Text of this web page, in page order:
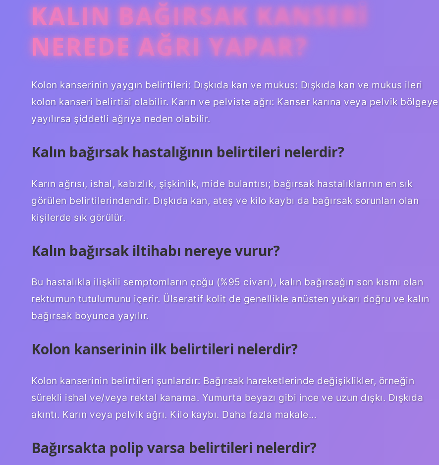
KALIN BAĞIRSAK KANSERI
NEREDE AĞRI YAPAR?
Kolon kanserinin yaygın belirtileri: Dışkıda kan ve mukus: Dışkıda kan ve mukus ileri
kolon kanseri belirtisi olabilir. Karın ve pelviste ağrı: Kanser karına veya pelvik bölgeye
yayılırsa şiddetli ağrıya neden olabilir.
Kalın bağırsak hastalığının belirtileri nelerdir?
Karın ağrısı, ishal, kabızlık, şişkinlik, mide bulantısı; bağırsak hastalıklarının en sık
görülen belirtilerindendir. Dışkıda kan, ateş ve kilo kaybı da bağırsak sorunları olan
kişilerde sık görülür.
Kalın bağırsak iltihabı nereye vurur?
Bu hastalıkla ilişkili semptomların çoğu (%95 civarı), kalın bağırsağın son kısmı olan
rektumun tutulumunu içerir. Ülseratif kolit de genellikle anüsten yukarı doğru ve kalın
bağırsak boyunca yayılır.
Kolon kanserinin ilk belirtileri nelerdir?
Kolon kanserinin belirtileri şunlardır: Bağırsak hareketlerinde değişiklikler, örneğin
sürekli ishal ve/veya rektal kanama. Yumurta beyazı gibi ince ve uzun dışkı. Dışkıda
akıntı. Karın veya pelvik ağrı. Kilo kaybı. Daha fazla makale…
Bağırsakta polip varsa belirtileri nelerdir?